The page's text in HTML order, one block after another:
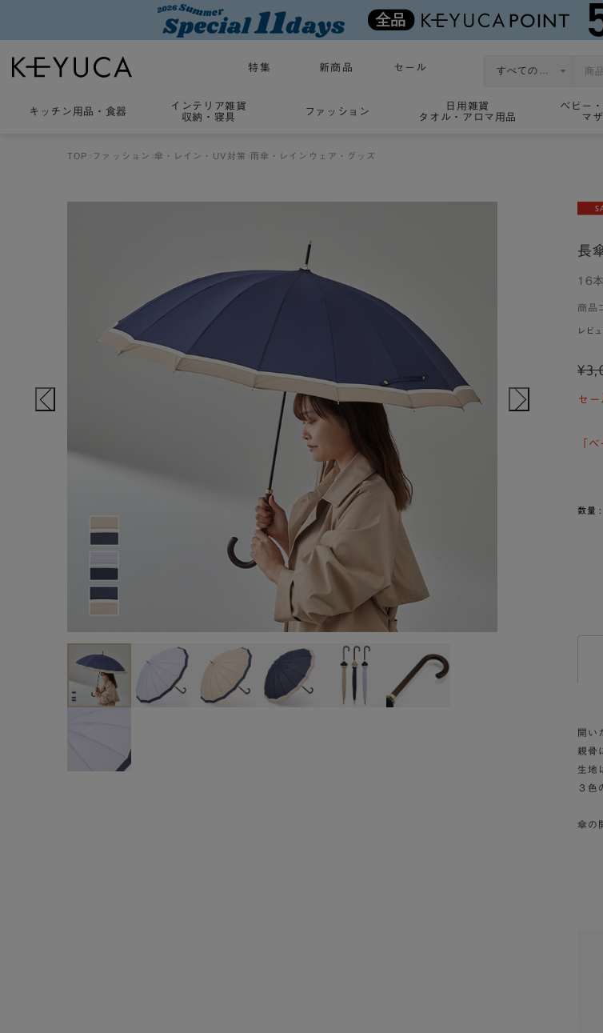
特集 新商品 セール
キッチン用品 ・ 食器
インテリア雑貨
収納・寝具
ファッション
日用雑貨
タオル・アロマ用品
ベビー
マ
TOP ファッション 傘・レイン・UV対策 雨傘・レインウェア・グッズ
長
16
商品
レビ
セ
「
数量 :
開い
親骨
生地
３色
傘の